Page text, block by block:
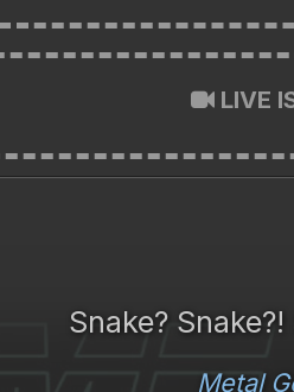
LIVE
Snake?
Metal